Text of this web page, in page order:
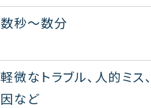
数秒～数分
軽微なトラブル、人的ミス
因など